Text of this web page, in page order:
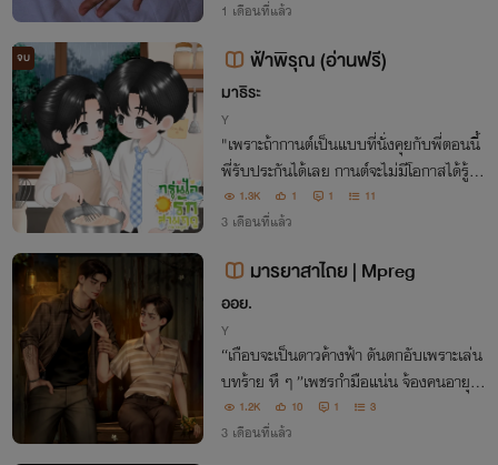
ต่คุณหนูทั้งสองดันไม่เห็นด้วย แถมยังพากั
น!
1 เดือนที่แล้ว
จบ ฟ้าพิรุณ (อ่านฟรี)
มาธิระ
Y
"เพราะถ้ากานต์เป็นแบบที่นั่งคุยกับพี่ตอนนี้
พี่รับประกันได้เลย กานต์จะไม่มีโอกาสได้รู้จัก
กับพี่ เพราะพี่ไม่ชอบคนขี้ขลาดตาขาวไม่มีคว
ามเชื่อมั่นในตัวเองแบบนี้ และที่สำคัญคือกา
1.3K 1 1 11
3 เดือนที่แล้ว
มารยาสาไถย | Mpreg
ออย.
Y
“เกือบจะเป็นดาวค้างฟ้า ดันตกอับเพราะเล่น
บทร้าย หึ ๆ ”เพชรกำมือแน่น จ้องคนอายุน้
อยกว่าเกือบสิบปีที่กำลังยืนกอดอกยิ้มเยาะ
“ไม่คิดจะกลับมาอยู่ในอ้อมอกผัวโจรหรือไง ไ
1.2K 10 1 3
3 เดือนที่แล้ว